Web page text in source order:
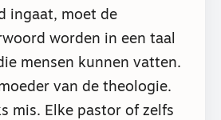
ingaat, moet de
worden in een taal
mensen kunnen vatten.
van de theologie.
mis. Elke pastor of zelfs